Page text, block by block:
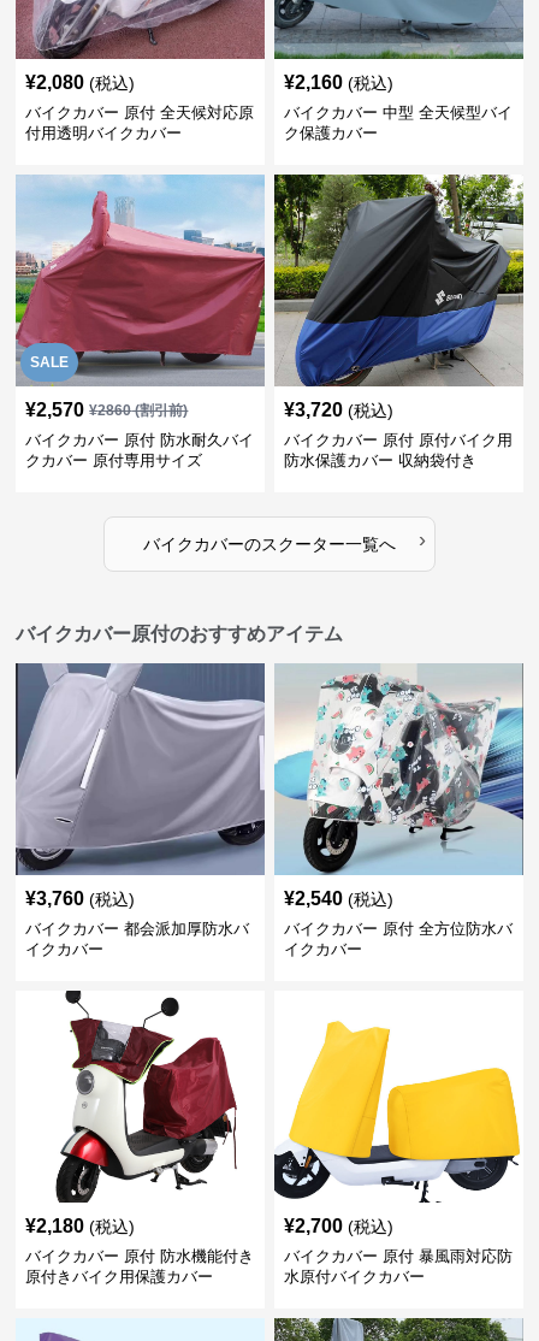
¥2,080 (税込)
バイクカバー 原付 全天候対応原
付用透明バイクカバー
¥2,160 (税込)
バイクカバー 中型 全天候型バイ
ク保護カバー
SALE
¥2,570 ¥2860(割引前)
バイクカバー 原付 防水耐久バイ
クカバー 原付専用サイズ
¥3,720 (税込)
バイクカバー 原付 原付バイク用
防水保護カバー 収納袋付き
バイクカバーのスクーター一覧へ ›
バイクカバー原付のおすすめアイテム
¥3,760 (税込)
バイクカバー 都会派加厚防水バ
イクカバー
¥2,540 (税込)
バイクカバー 原付 全方位防水バ
イクカバー
¥2,180 (税込)
バイクカバー 原付 防水機能付き
原付きバイク用保護カバー
¥2,700 (税込)
バイクカバー 原付 暴風雨対応防
水原付バイクカバー